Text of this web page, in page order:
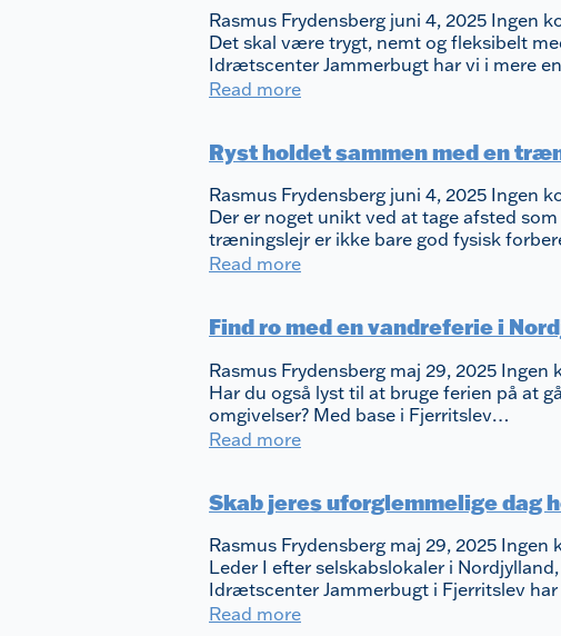
Rasmus Frydensberg juni 4, 2025 Ingen
Det skal være trygt, nemt og fleksibelt
Idrætscenter Jammerbugt har vi i mere
Read more
Ryst holdet sammen med en
Rasmus Frydensberg juni 4, 2025 Ingen
Der er noget unikt ved at tage afsted
træningslejr er ikke bare god fysisk
Read more
Find ro med en vandreferie i
Rasmus Frydensberg maj 29, 2025 Ingen
Har du også lyst til at bruge ferien på at
omgivelser? Med base i Fjerritslev…
Read more
Skab jeres uforglemmelige dag
Rasmus Frydensberg maj 29, 2025 Ingen
Leder I efter selskabslokaler i
Idrætscenter Jammerbugt i Fjerritslev
Read more